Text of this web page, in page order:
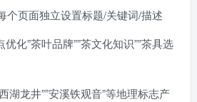
个页面独立设置标题/关键词/描述
优化”茶叶品牌””茶文化知识””茶具选
湖龙井””安溪铁观音”等地理标志产